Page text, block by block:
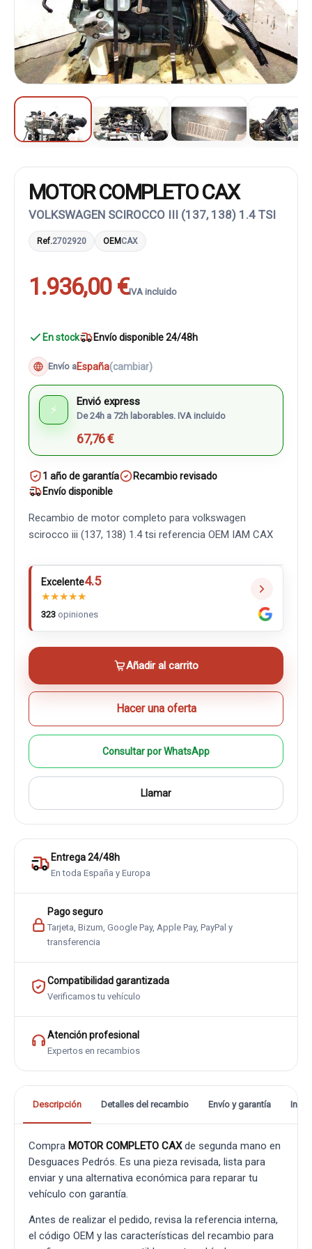
MOTOR COMPLETO CAX
VOLKSWAGEN SCIROCCO III (137, 138) 1.4 TSI
Ref.2702920 OEMCAX
1.936,00 €IVA incluido
En stock Envío disponible 24/48h
Envío aEspaña(cambiar)
⚡
Envió express
De 24h a 72h laborables. IVA incluido
67,76 €
1 año de garantía
Recambio revisado
Envío disponible
Recambio de motor completo para volkswagen
scirocco iii (137, 138) 1.4 tsi referencia OEM IAM CAX
Excelente4.5
★★★★★
323 opiniones
Añadir al carrito
Hacer una oferta
Consultar por WhatsApp
Llamar
Entrega 24/48h
En toda España y Europa
Pago seguro
Tarjeta, Bizum, Google Pay, Apple Pay, PayPal y
transferencia
Compatibilidad garantizada
Verificamos tu vehículo
Atención profesional
Expertos en recambios
Descripción Detalles del recambio Envío y garantía
Compra MOTOR COMPLETO CAXde segunda mano en
Desguaces Pedrós. Es una pieza revisada, lista para
enviar y una alternativa económica para reparar tu
vehículo con garantía.
Antes de realizar el pedido, revisa la referencia interna,
el código OEM y las características del recambio para